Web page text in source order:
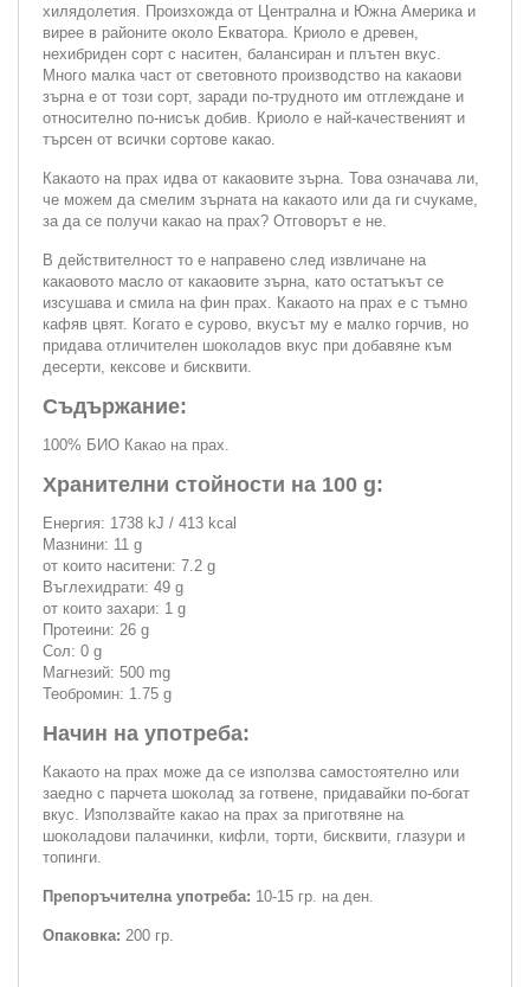
хилядолетия. Произхожда от Централна и Южна Америка и
вирее в районите около Екватора. Криоло е древен,
нехибриден сорт с наситен, балансиран и плътен вкус.
Много малка част от световното производство на какаови
зърна е от този сорт, заради по-трудното им отглеждане и
относително по-нисък добив. Криоло е най-качественият и
търсен от всички сортове какао.
Какаото на прах идва от какаовите зърна. Това означава ли,
че можем да смелим зърната на какаото или да ги счукаме,
за да се получи какао на прах? Отговорът е не.
В действителност то е направено след извличане на
какаовото масло от какаовите зърна, като остатъкът се
изсушава и смила на фин прах. Какаото на прах е с тъмно
кафяв цвят. Когато е сурово, вкусът му е малко горчив, но
придава отличителен шоколадов вкус при добавяне към
десерти, кексове и бисквити.
Съдържание:
100% БИО Какао на прах.
Хранителни стойности на 100 g:
Енергия: 1738 kJ / 413 kcal
Мазнини: 11 g
от които наситени: 7.2 g
Въглехидрати: 49 g
от които захари: 1 g
Протеини: 26 g
Сол: 0 g
Магнезий: 500 mg
Теобромин: 1.75 g
Начин на употреба:
Какаото на прах може да се използва самостоятелно или
заедно с парчета шоколад за готвене, придавайки по-богат
вкус. Използвайте какао на прах за приготвяне на
шоколадови палачинки, кифли, торти, бисквити, глазури и
топинги.
Препоръчителна употреба: 10-15 гр. на ден.
Опаковка: 200 гр.